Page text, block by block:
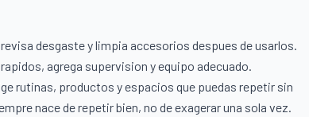
desgaste y limpia accesorios despues de usarlos.
agrega supervision y equipo adecuado.
rutinas, productos y espacios que puedas repetir sin
nace de repetir bien, no de exagerar una sola vez.